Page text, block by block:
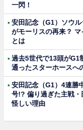
一閃！
安田記念（G1）ソウ
がモーリスの再来？
とは
過去5世代で13頭がG1
通ったスターホースへ
安田記念（G1）4連勝
号!? 偏り過ぎた主戦
怪しい理由